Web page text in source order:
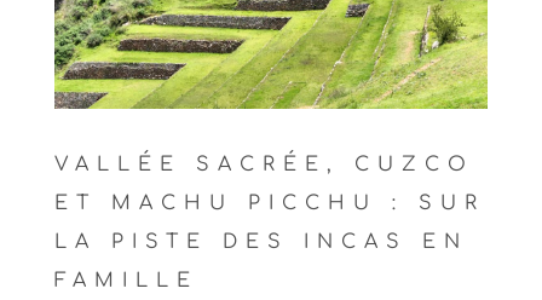
VALLÉE SACRÉE, CUZCO
ET MACHU PICCHU : SUR
LA PISTE DES INCAS EN
FAMILLE